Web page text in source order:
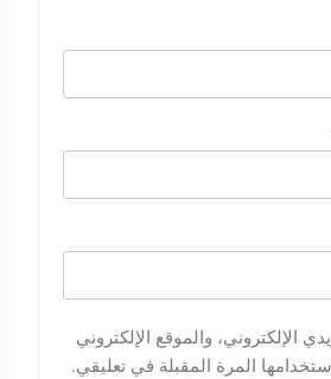
الإلكتروني، والموقع الإلكتروني
المرة المقبلة في تعليقي.